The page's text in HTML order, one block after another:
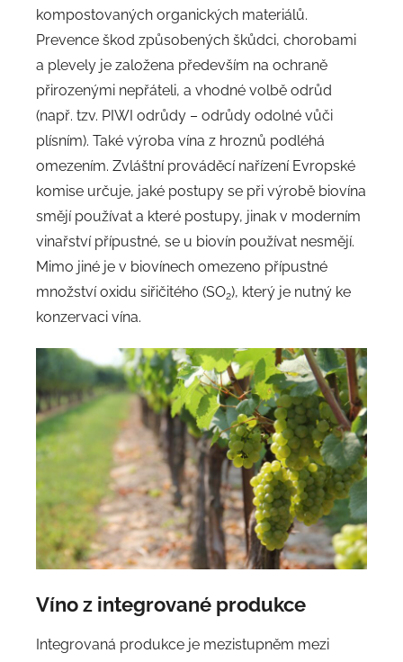
kompostovaných organických materiálů.
Prevence škod způsobených škůdci, chorobami
a plevely je založena především na ochraně
přirozenými nepřáteli, a vhodné volbě odrůd
(např. tzv. PIWI odrůdy – odrůdy odolné vůči
plísním). Také výroba vína z hroznů podléhá
omezením. Zvláštní prováděcí nařízení Evropské
komise určuje, jaké postupy se při výrobě biovína
smějí používat a které postupy, jinak v moderním
vinařství přípustné, se u biovín používat nesmějí.
Mimo jiné je v biovínech omezeno přípustné
množství oxidu siřičitého (SO2), který je nutný ke
konzervaci vína.
Víno z integrované produkce
Integrovaná produkce je mezistupněm mezi